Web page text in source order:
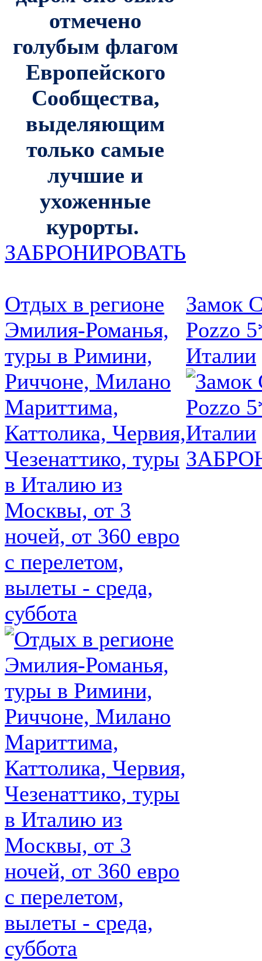
отмечено
голубым флагом
Европейского
Сообщества,
выделяющим
только самые
лучшие и
ухоженные
курорты.
ЗАБРОНИРОВАТЬ
Отдых в регионе
Эмилия-Романья,
туры в Римини,
Риччоне, Милано
Мариттима,
Каттолика, Червия,
Чезенаттико, туры
в Италию из
Москвы, от 3
ночей, от 360 евро
с перелетом,
вылеты - среда,
суббота
Замок
Pozzo
Италии